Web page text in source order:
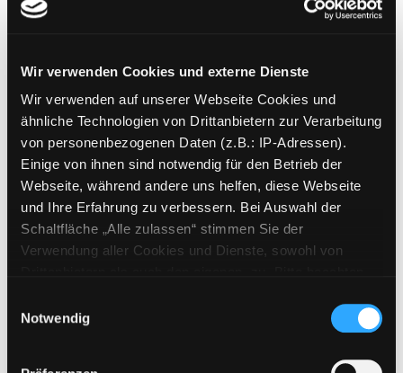
Wir verwenden Cookies und externe Dienste
Wir verwenden auf unserer Webseite Cookies und
ähnliche Technologien von Drittanbietern zur Verarbeitung
von personenbezogenen Daten (z.B.: IP-Adressen).
Einige von ihnen sind notwendig für den Betrieb der
Webseite, während andere uns helfen, diese Webseite
und Ihre Erfahrung zu verbessern. Bei Auswahl der
Schaltfläche „Alle zulassen“ stimmen Sie der
Verwendung aller Cookies und Dienste, sowohl von
Cookies von Drittanbietern, eine Verarbeitung in
unsicheren Drittländern (Länder außerhalb des EWR
ohne adäquates Datenschutzniveau) stattfinden kann. In
Notwendig
Berlin, Egmont Ehapa Media
Bandangabe:611
Exemplar-Details von Micky Maus; 2026/13
Mediengruppe:Zeitschriften
Micky Maus; 2026/13
Suche nach diesem Verfasser
Jahr: 2026Verlag:Stuttgart, Ehapa
Übergeordnetes Werk:Micky Maus
Zählung: 2026/13
Exemplar-Details von 121; Der vergessene
Mediengruppe:Kinderbuch